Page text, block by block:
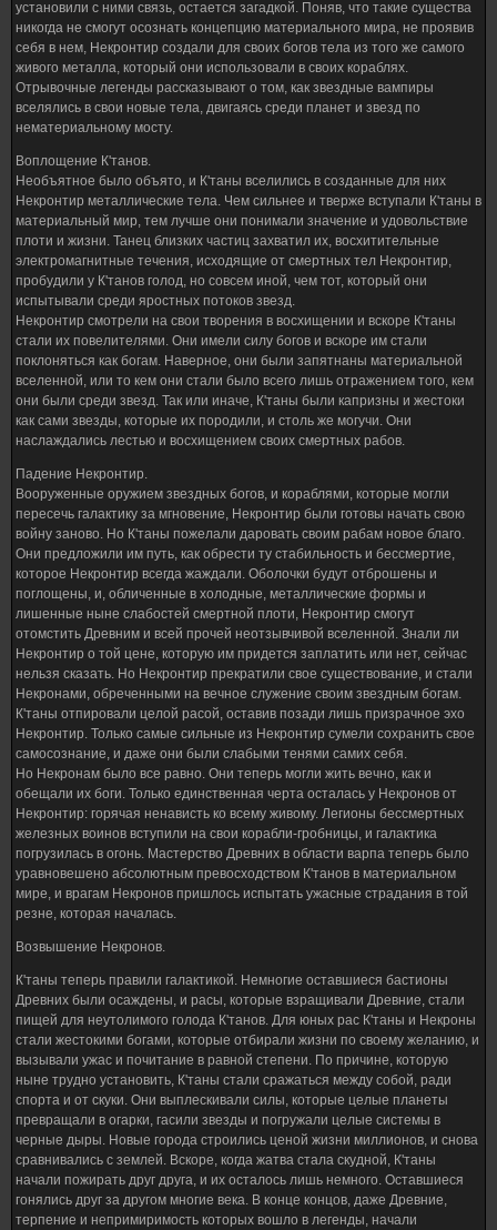
установили с ними связь, остается загадкой. Поняв, что такие существа
никогда не смогут осознать концепцию материального мира, не проявив
себя в нем, Некронтир создали для своих богов тела из того же самого
живого металла, который они использовали в своих кораблях.
Отрывочные легенды рассказывают о том, как звездные вампиры
вселялись в свои новые тела, двигаясь среди планет и звезд по
нематериальному мосту.
Воплощение К'танов.
Необъятное было объято, и К'таны вселились в созданные для них
Некронтир металлические тела. Чем сильнее и тверже вступали К'таны в
материальный мир, тем лучше они понимали значение и удовольствие
плоти и жизни. Танец близких частиц захватил их, восхитительные
электромагнитные течения, исходящие от смертных тел Некронтир,
пробудили у К'танов голод, но совсем иной, чем тот, который они
испытывали среди яростных потоков звезд.
Некронтир смотрели на свои творения в восхищении и вскоре К'таны
стали их повелителями. Они имели силу богов и вскоре им стали
поклоняться как богам. Наверное, они были запятнаны материальной
вселенной, или то кем они стали было всего лишь отражением того, кем
они были среди звезд. Так или иначе, К'таны были капризны и жестоки
как сами звезды, которые их породили, и столь же могучи. Они
наслаждались лестью и восхищением своих смертных рабов.
Падение Некронтир.
Вооруженные оружием звездных богов, и кораблями, которые могли
пересечь галактику за мгновение, Некронтир были готовы начать свою
войну заново. Но К'таны пожелали даровать своим рабам новое благо.
Они предложили им путь, как обрести ту стабильность и бессмертие,
которое Некронтир всегда жаждали. Оболочки будут отброшены и
поглощены, и, обличенные в холодные, металлические формы и
лишенные ныне слабостей смертной плоти, Некронтир смогут
отомстить Древним и всей прочей неотзывчивой вселенной. Знали ли
Некронтир о той цене, которую им придется заплатить или нет, сейчас
нельзя сказать. Но Некронтир прекратили свое существование, и стали
Некронами, обреченными на вечное служение своим звездным богам.
К'таны отпировали целой расой, оставив позади лишь призрачное эхо
Некронтир. Только самые сильные из Некронтир сумели сохранить свое
самосознание, и даже они были слабыми тенями самих себя.
Но Некронам было все равно. Они теперь могли жить вечно, как и
обещали их боги. Только единственная черта осталась у Некронов от
Некронтир: горячая ненависть ко всему живому. Легионы бессмертных
железных воинов вступили на свои корабли-гробницы, и галактика
погрузилась в огонь. Мастерство Древних в области варпа теперь было
уравновешено абсолютным превосходством К'танов в материальном
мире, и врагам Некронов пришлось испытать ужасные страдания в той
резне, которая началась.
Возвышение Некронов.
К'таны теперь правили галактикой. Немногие оставшиеся бастионы
Древних были осаждены, и расы, которые взращивали Древние, стали
пищей для неутолимого голода К'танов. Для юных рас К'таны и Некроны
стали жестокими богами, которые отбирали жизни по своему желанию, и
вызывали ужас и почитание в равной степени. По причине, которую
ныне трудно установить, К'таны стали сражаться между собой, ради
спорта и от скуки. Они выплескивали силы, которые целые планеты
превращали в огарки, гасили звезды и погружали целые системы в
черные дыры. Новые города строились ценой жизни миллионов, и снова
сравнивались с землей. Вскоре, когда жатва стала скудной, К'таны
начали пожирать друг друга, и их осталось лишь немного. Оставшиеся
гонялись друг за другом многие века. В конце концов, даже Древние,
терпение и непримиримость которых вошло в легенды, начали